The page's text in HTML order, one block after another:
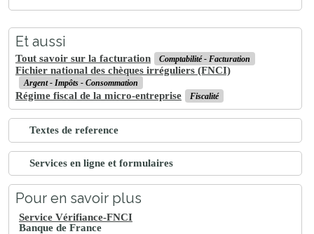
Et aussi
Tout savoir sur la facturation Comptabilité - Facturation
Fichier national des chèques irréguliers (FNCI)
Argent - Impôts - Consommation
Régime fiscal de la micro-entreprise Fiscalité
Textes de reference
Services en ligne et formulaires
Pour en savoir plus
Service Vérifiance-FNCI
Banque de France